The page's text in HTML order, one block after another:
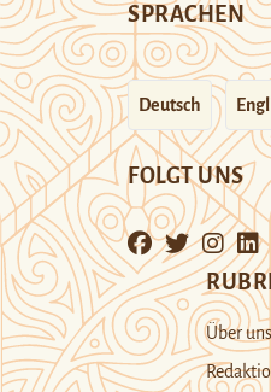
SPRACHEN
Deutsch
FOLGT UNS
Über uns